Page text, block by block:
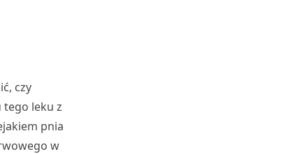
czy
tego leku z
pnia
w